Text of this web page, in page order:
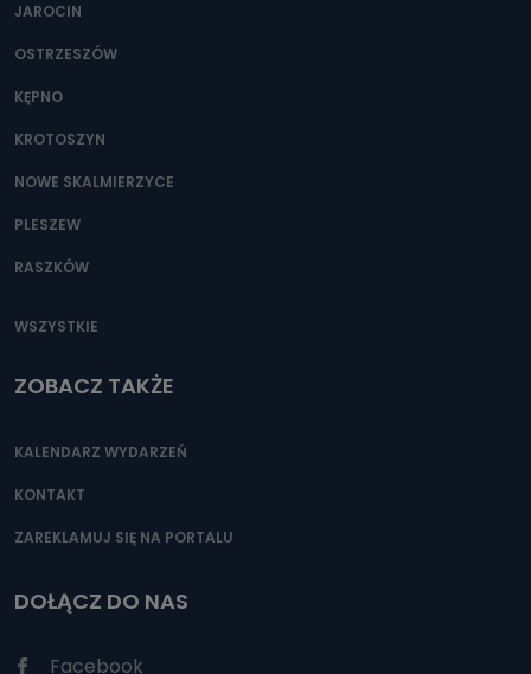
JAROCIN
OSTRZESZÓW
KĘPNO
KROTOSZYN
NOWE SKALMIERZYCE
PLESZEW
RASZKÓW
WSZYSTKIE
ZOBACZ TAKŻE
KALENDARZ WYDARZEŃ
KONTAKT
ZAREKLAMUJ SIĘ NA PORTALU
DOŁĄCZ DO NAS
Facebook